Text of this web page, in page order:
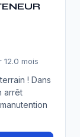
12.0 mois
! Dans
arrêt